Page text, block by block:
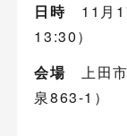
日時 11月
13:30）
会場 上田
泉863-1）